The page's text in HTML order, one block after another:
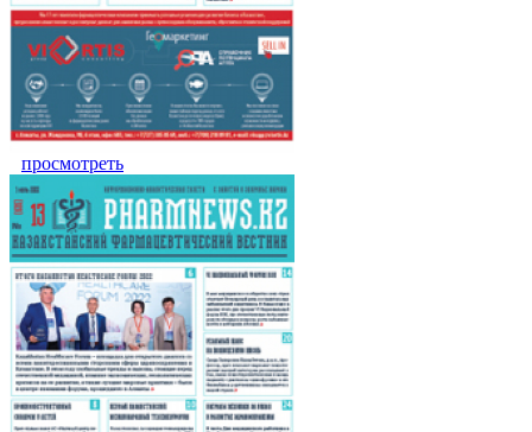
просмотреть